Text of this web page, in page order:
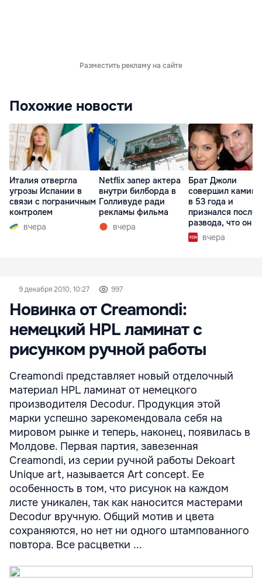
Разместить рекламу на сайте
Похожие новости
Италия отвергла
угрозы Испании в
связи с пограничным
контролем
вчера
Netflix запер актера
внутри билборда в
Голливуде ради
рекламы фильма
вчера
Брат Джоли
совершил
в 53 года и
признался после
развода, что он
вчера
9 декабря 2010, 10:27 997
Новинка от Creamondi:
немецкий HPL ламинат с
рисунком ручной работы
Creamondi представляет новый отделочный
материал HPL ламинат от немецкого
производителя Decodur. Продукция этой
марки успешно зарекомендовала себя на
мировом рынке и теперь, наконец, появилась в
Молдове. Первая партия, завезенная
Creamondi, из серии ручной работы Dekoart
Unique art, называется Art concept. Ее
особенность в том, что рисунок на каждом
листе уникален, так как наносится мастерами
Decodur вручную. Общий мотив и цвета
сохраняются, но нет ни одного штампованного
повтора. Все расцветки ...